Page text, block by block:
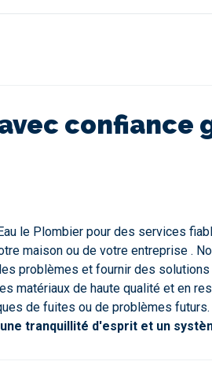
confiance
le Plombier pour des services
maison ou de votre entreprise .
problèmes et fournir des
matériaux de haute qualité et en
de fuites ou de problèmes futurs.
tranquillité d'esprit et un